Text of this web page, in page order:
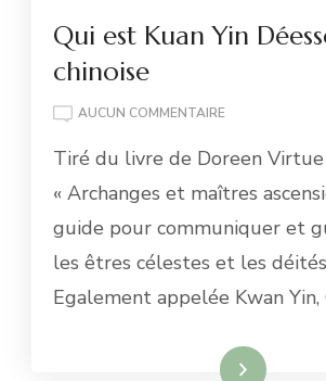
Qui est Kuan Yin
chinoise
AUCUN COMMENTAIREQUI
KUAN
DÉESSE
CHINOISE
Tiré du livre de Doreen Virtue
« Archanges et maîtres
guide pour communiquer et
les êtres célestes et les
Egalement appelée Kwan Yin,
Lire la suite